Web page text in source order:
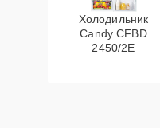
Холодильник
Candy CFBD
2450/2E